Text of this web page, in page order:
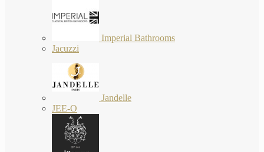
Imperial Bathrooms
Jacuzzi
Jandelle
JEE-O